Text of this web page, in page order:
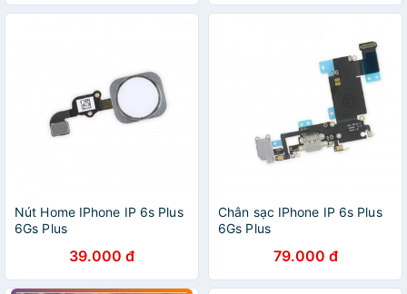
Nút Home IPhone IP 6s Plus
6Gs Plus
39.000 đ
Chân sạc IPhone IP 6s Plus
6Gs Plus
79.000 đ